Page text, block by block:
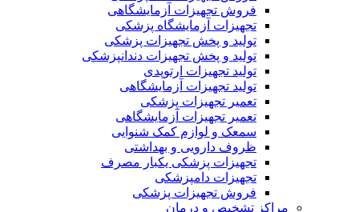
فروش تجهیزات آزمایشگاهی
تجهیزات آزمایشگاه پزشکی
تولید و پخش تجهیزات پزشکی
تولید و پخش تجهیزات دندانپزشکی
تولید تجهیزات ارتوپدی
تولید تجهیزات آزمایشگاهی
تعمیر تجهیزات پزشکی
تعمیر تجهیزات آزمایشگاهی
سمعک و لوازم کمک شنوایی
ظروف دارویی و بهداشتی
تجهیزات پزشکی یکبار مصرف
تجهیزات دامپزشکی
فروش تجهیزات پزشکی
مراکز تشخیص و درمان